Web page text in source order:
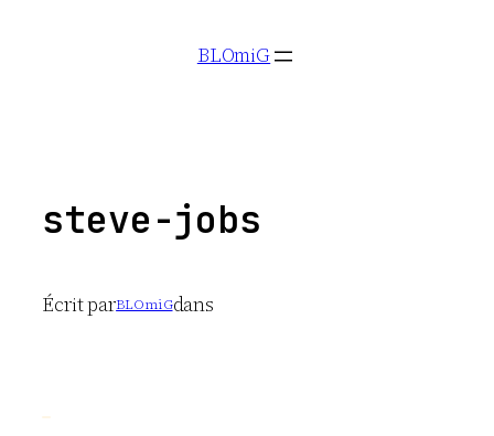
BLOmiG
steve-jobs
Écrit parBLOmiGdans